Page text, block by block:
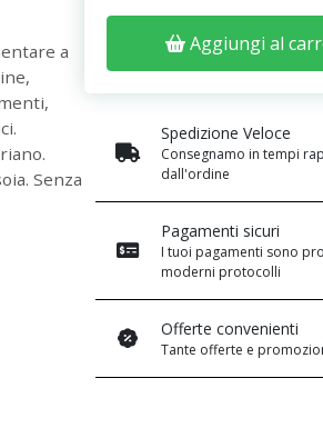
a
Senza
Aggiungi al
Spedizione Veloce
Consegnamo in tempi
dall'ordine
Pagamenti sicuri
I tuoi pagamenti sono
moderni protocolli
Offerte convenienti
Tante offerte e